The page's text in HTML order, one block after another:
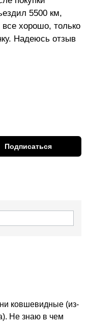
5500 км,
все хорошо, только
Надеюсь отзыв
Подписаться
ковшевидные (из-
Не знаю в чем